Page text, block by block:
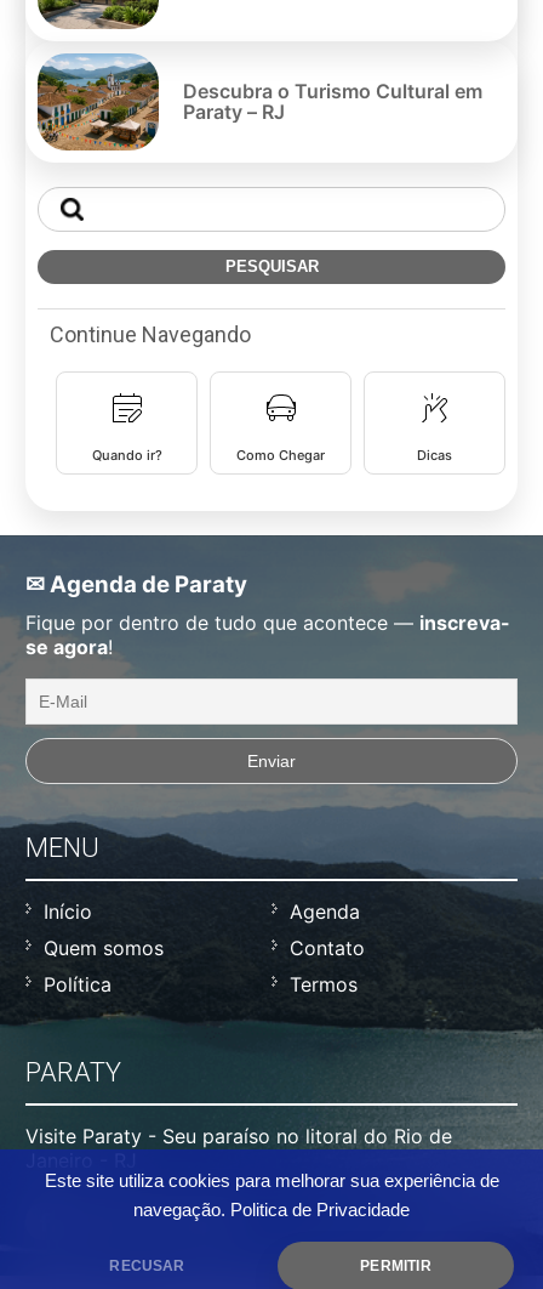
Este site utiliza cookies para melhorar sua experiência de
navegação. Politica de Privacidade
RECUSAR PERMITIR
Descubra o Turismo Cultural em
Paraty – RJ
Continue Navegando
Quando ir? Como Chegar Dicas
✉ Agenda de Paraty
Fique por dentro de tudo que acontece — inscreva-
se agora!
MENU
Início
Agenda
Quem somos
Contato
Política
Termos
PARATY
Visite Paraty - Seu paraíso no litoral do Rio de